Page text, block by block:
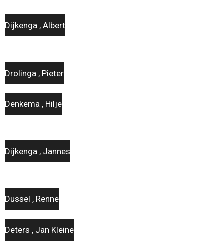
Dijkenga , Albert
Drolinga , Pieter
Denkema , Hilje
Dijkenga , Jannes
Dussel , Renne
Deters , Jan Kleine